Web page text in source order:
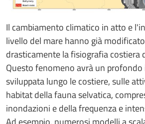
Il cambiamento climatico in atto e
livello del mare hanno già
drasticamente la fisiografia
Questo fenomeno avrà un
sviluppata lungo le costiere, sulle
habitat della fauna selvatica,
inondazioni e della frequenza e